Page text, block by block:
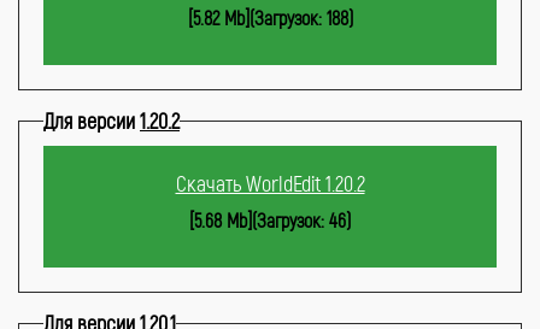
[5.82 Mb](Загрузок: 188)
Для версии1.20.2
Скачать WorldEdit 1.20.2
[5.68 Mb](Загрузок: 46)
Для версии1.20.1